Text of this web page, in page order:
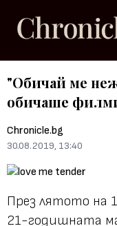
"Обичай ме
обичаше
Chronicle.bg
30.08.2019, 13:40
През лятото на
21-годишната